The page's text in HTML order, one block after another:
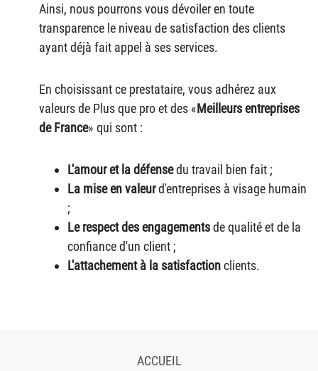
Ainsi, nous pourrons vous dévoiler en toute
transparence le niveau de satisfaction des clients
ayant déjà fait appel à ses services.
En choisissant ce prestataire, vous adhérez aux
valeurs de Plus que pro et des «Meilleurs entreprises
de France» qui sont :
L'amour et la défensedu travail bien fait ;
La mise en valeurd'entreprises à visage humain
;
Le respect des engagementsde qualité et de la
confiance d'un client ;
L'attachement à la satisfactionclients.
ACCUEIL